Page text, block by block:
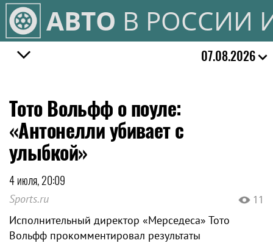
АВТО В РОССИИ
07.08.2026
Тото Вольфф о поуле:
«Антонелли убивает с
улыбкой»
4 июля, 20:09
Sports.ru 11
Исполнительный директор «Мерседеса» Тото
Вольфф прокомментировал результаты